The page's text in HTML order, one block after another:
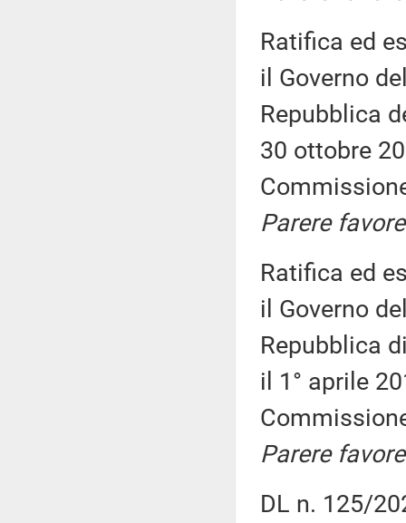
Ratifica ed
il Governo
Repubblica
30 ottobre
Parere
Ratifica ed
il Governo
Repubblica
il 1° aprile
Parere
DL n. 125/